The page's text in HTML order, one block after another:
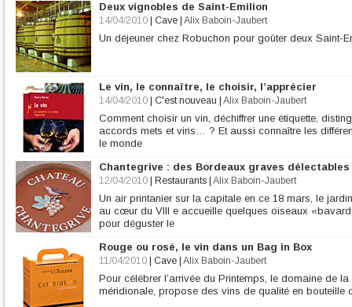
Deux vignobles de Saint-Emilion
14/04/2010 Cave Alix Baboin-Jaubert
Un déjeuner chez Robuchon pour goûter deux Saint-
Le vin, le connaître, le choisir, l’apprécier
14/04/2010 C'est nouveau Alix Baboin-Jaubert
Comment choisir un vin, déchiffrer une étiquette,
accords mets et vins… ? Et aussi connaître les
le monde
Chantegrive : des Bordeaux graves délectables
12/04/2010 Restaurants Alix Baboin-Jaubert
Un air printanier sur la capitale en ce 18 mars, le
au cœur du VIII e accueille quelques oiseaux
pour déguster le
Rouge ou rosé, le vin dans un Bag in Box
11/04/2010 Cave Alix Baboin-Jaubert
Pour célébrer l’arrivée du Printemps, le domaine de
méridionale, propose des vins de qualité en bouteille